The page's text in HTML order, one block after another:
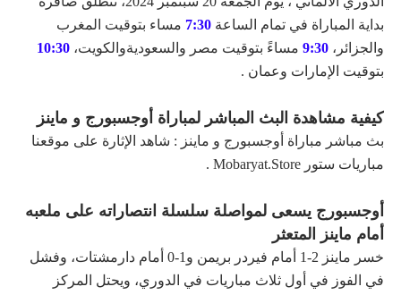
بداية المباراة في تمام الساعة 7:30 مساء بتوقيت المغرب
والجزائر، 9:30مساءً بتوقيت مصر والسعوديةوالكويت، 10:30
بتوقيت الإمارات وعمان .
كيفية مشاهدة البث المباشر لمباراة أوجسبورج و ماينز
بث مباشر مباراة أوجسبورج و ماينز : شاهد الإثارة على موقعنا
مباريات ستور Mobaryat.Store .
أوجسبورج يسعى لمواصلة سلسلة انتصاراته على ملعبه
أمام ماينز المتعثر
خسر ماينز 2-1 أمام فيردر بريمن و1-0 أمام دارمشتات، وفشل
في الفوز في أول ثلاث مباريات في الدوري، ويحتل المركز